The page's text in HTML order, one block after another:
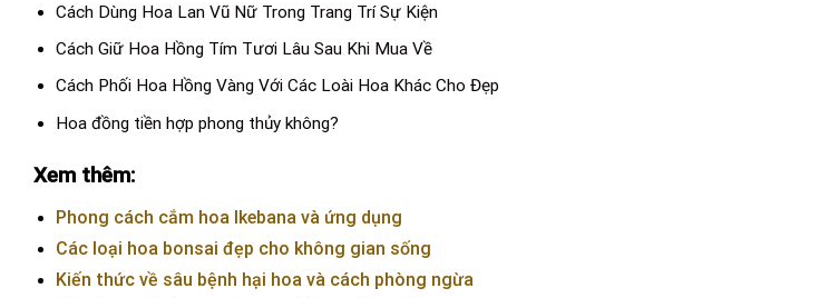
Cách Dùng Hoa Lan Vũ Nữ Trong Trang Trí Sự Kiện
Cách Giữ Hoa Hồng Tím Tươi Lâu Sau Khi Mua Về
Cách Phối Hoa Hồng Vàng Với Các Loài Hoa Khác Cho Đẹp
Hoa đồng tiền hợp phong thủy không?
Xem thêm:
Phong cách cắm hoa Ikebana và ứng dụng
Các loại hoa bonsai đẹp cho không gian sống
Kiến thức về sâu bệnh hại hoa và cách phòng ngừa